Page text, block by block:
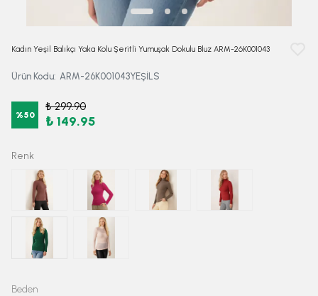
Kadın Yeşil Balıkçı Yaka Kolu Şeritli Yumuşak Dokulu Bluz ARM-26K001043
Ürün Kodu: ARM-26K001043YEŞİLS
%50
₺ 299.90
₺ 149.95
Renk
Beden